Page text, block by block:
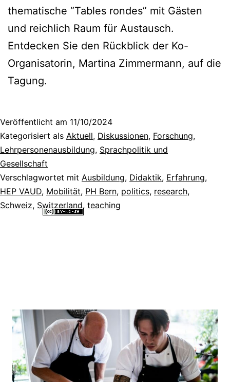
thematische “Tables rondes” mit Gästen
und reichlich Raum für Austausch.
Entdecken Sie den Rückblick der Ko-
Organisatorin, Martina Zimmermann, auf die
Tagung.
Veröffentlicht am 11/10/2024
Kategorisiert als Aktuell, Diskussionen, Forschung,
Lehrpersonenausbildung, Sprachpolitik und
Gesellschaft
Verschlagwortet mit Ausbildung, Didaktik, Erfahrung,
HEP VAUD, Mobilität, PH Bern, politics, research,
Schweiz, Switzerland, teaching